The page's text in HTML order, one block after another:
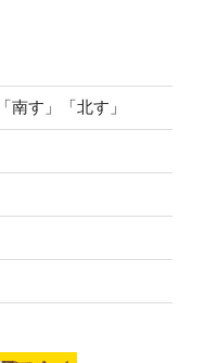
南す」「北す」